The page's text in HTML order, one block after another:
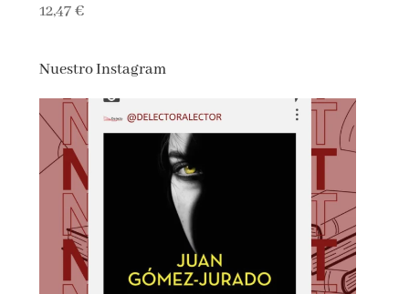
12,47 €
Nuestro Instagram